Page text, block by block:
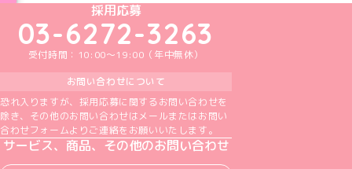
めいどりーみんTikTok公式アカウント
めいどりーみんX公式アカウント
めいどりーみんInstagram公式アカウント
めいどりーみんFacebook公式アカウン
めいどりーみんYouTube公式アカ
採用応募
03-6272-3263
受付時間：10:00～19:00（年中無休）
お問い合わせについて
恐れ入りますが、採用応募に関するお問い合わせを
除き、その他のお問い合わせはメールまたはお問い
合わせフォームよりご連絡をお願いいたします。
サービス、商品、その他のお問い合わせ